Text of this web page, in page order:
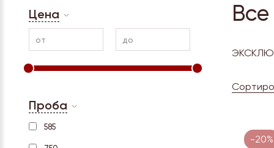
Цена
от до
Проба
585
-20%